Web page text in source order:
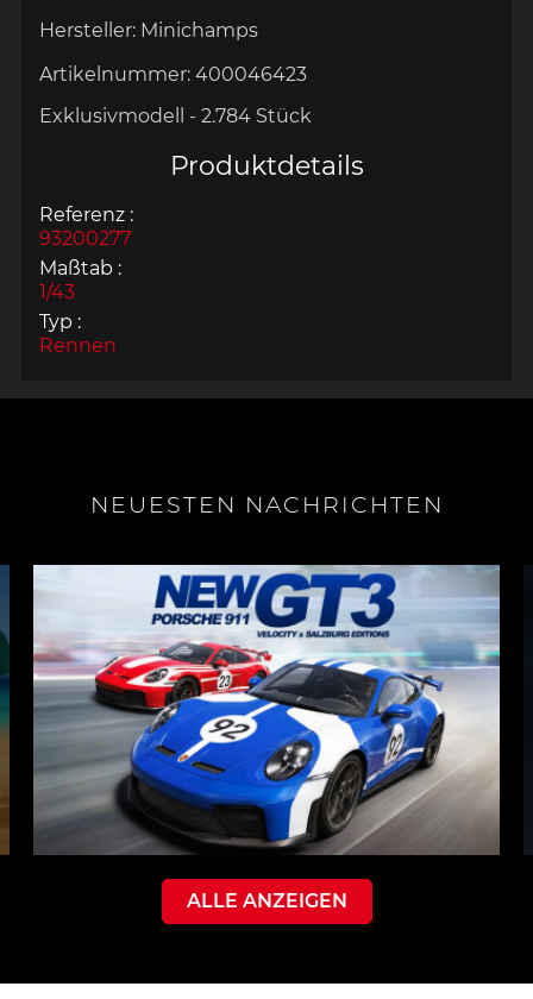
Hersteller: Minichamps
Artikelnummer: 400046423
Exklusivmodell - 2.784 Stück
Produktdetails
Referenz :
93200277
Maßtab :
1/43
Typ :
Rennen
NEUESTEN NACHRICHTEN
ALLE ANZEIGEN